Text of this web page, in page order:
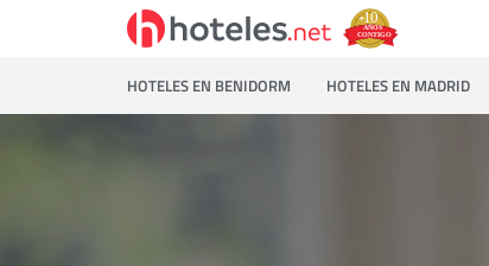
HOTELES EN BENIDORM HOTELES EN MADRID